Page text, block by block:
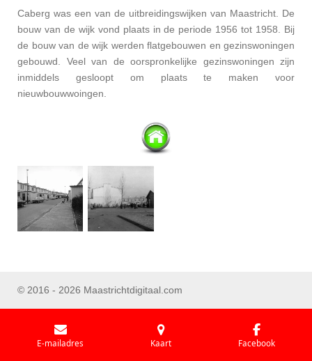
Caberg was een van de uitbreidingswijken van Maastricht. De
bouw van de wijk vond plaats in de periode 1956 tot 1958. Bij
de bouw van de wijk werden flatgebouwen en gezinswoningen
gebouwd. Veel van de oorspronkelijke gezinswoningen zijn
inmiddels gesloopt om plaats te maken voor
nieuwbouwwoingen.
© 2016 - 2026 Maastrichtdigitaal.com
E-mailadres Kaart Facebook